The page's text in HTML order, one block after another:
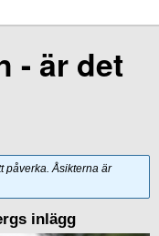
- är det
påverka. Åsikterna är
inlägg